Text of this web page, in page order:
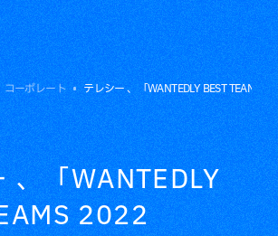
コーポレート テレシー 、「WANTEDLY BEST TEAMS
、「WANTEDLY
2022